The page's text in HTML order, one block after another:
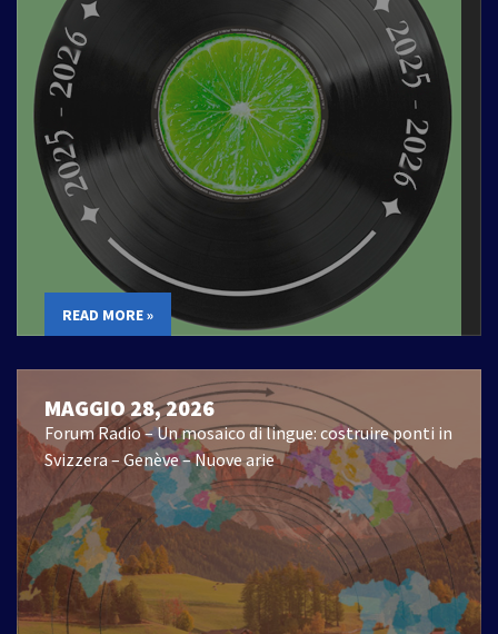
READ MORE »
MAGGIO 28, 2026
Forum Radio – Un mosaico di lingue: costruire ponti in
Svizzera – Genève – Nuove arie